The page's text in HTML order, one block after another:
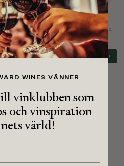
WINES VÄNNER
vinklubben som
och vinspiration
värld!
Gérard Bertrand
Gérard Bertrand Corbières
Rött vin från Frankrike, Languedoc-Roussillon, Corbiéres
• 750 ml
139
SEK
(114SEK ex.
moms)
KÖP